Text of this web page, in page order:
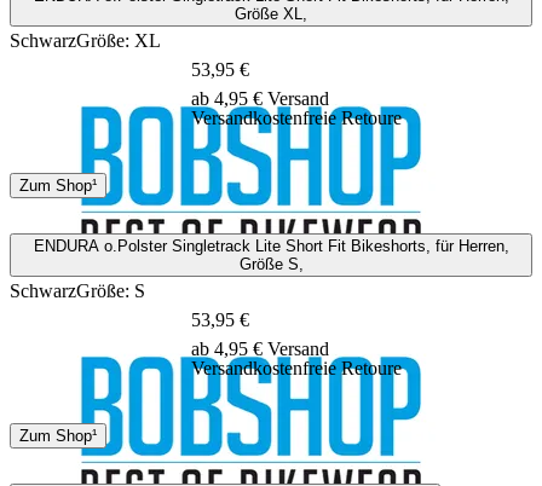
Größe XL,
SchwarzGröße: XL
DHL
1 - 2 Tage
53,95 €
ab 4,95 € Versand
Versandkostenfreie Retoure
Zum Shop¹
ENDURA o.Polster Singletrack Lite Short Fit Bikeshorts, für Herren,
Größe S,
SchwarzGröße: S
DHL
1 - 2 Tage
53,95 €
ab 4,95 € Versand
Versandkostenfreie Retoure
Zum Shop¹